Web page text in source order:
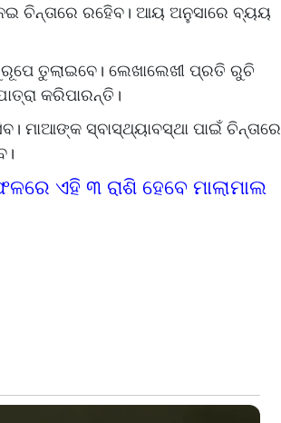
ଚିନ୍ତାରେ ରହିେବ। ଆୟ ଅନୁସାରେ ବ୍ୟୟ
ତୁଲାଇବେ। ଲେଖାଲେଖୀ ପ୍ରତି ରୁଚି
କରିପାରନ୍ତି।
ମାଆଙ୍କ ସ୍ବାସ୍ଥ୍ୟାବସ୍ଥା ପାଇଁ ଚିନ୍ତାରେ
ଏହି ୩ ରାଶି ହେବେ ମାଲାମାଲ